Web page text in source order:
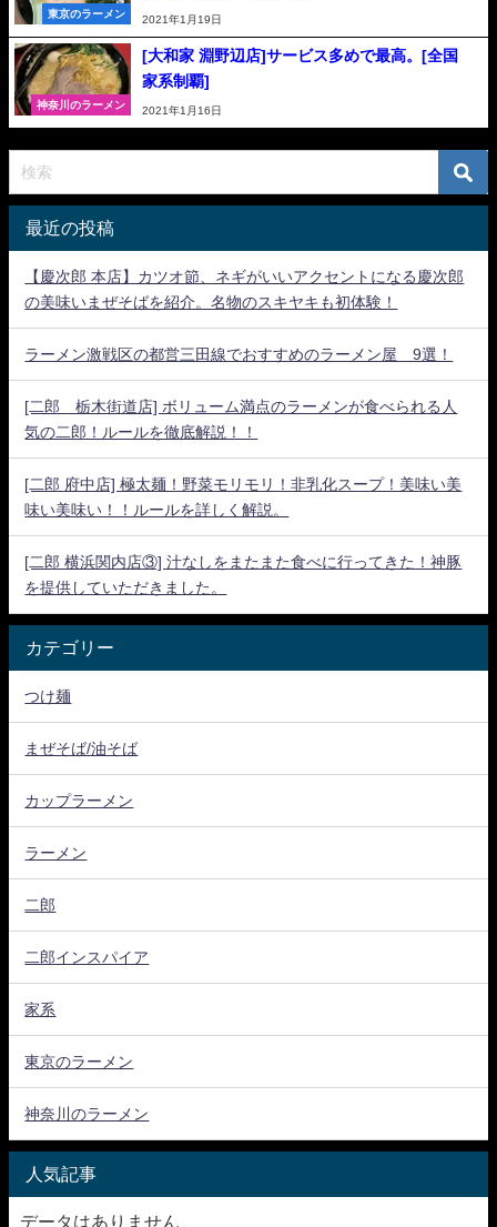
東京のラーメン 2021年1月19日
神奈川のラーメン
[大和家 淵野辺店]サービス多めで最高。[全国
家系制覇]
2021年1月16日
最近の投稿
【慶次郎 本店】カツオ節、ネギがいいアクセントになる慶次郎
の美味いまぜそばを紹介。名物のスキヤキも初体験！
ラーメン激戦区の都営三田線でおすすめのラーメン屋 9選！
[二郎 栃木街道店] ボリューム満点のラーメンが食べられる人
気の二郎！ルールを徹底解説！！
[二郎 府中店] 極太麺！野菜モリモリ！非乳化スープ！美味い美
味い美味い！！ルールを詳しく解説。
[二郎 横浜関内店③] 汁なしをまたまた食べに行ってきた！神豚
を提供していただきました。
カテゴリー
つけ麺
まぜそば/油そば
カップラーメン
ラーメン
二郎
二郎インスパイア
家系
東京のラーメン
神奈川のラーメン
人気記事
データはありません